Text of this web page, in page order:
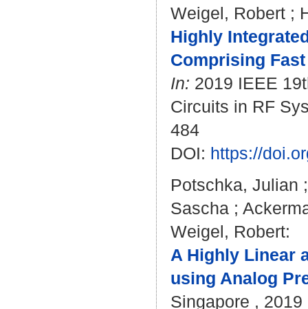
Weigel, Robert ;
Highly
Comprising
In: 2019 IEEE
Circuits in RF
484
DOI: https://
Potschka, Julian
Sascha ;
Weigel, Robert:
A Highly Linear
using Analog
Singapore , 2019